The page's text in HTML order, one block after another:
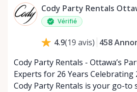
Jeudi
Vendredi
Dimanche
Cody Party Rentals
Vérifié
4.9(19 avis) 458
Cody Party Rentals - Ottawa’s
Experts for 26 Years Celebrating 26 years in Ottawa,
Cody Party Rentals is your go-to